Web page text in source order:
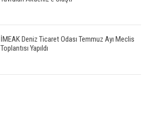
İMEAK Deniz Ticaret Odası Temmuz Ayı Meclis
Toplantısı Yapıldı